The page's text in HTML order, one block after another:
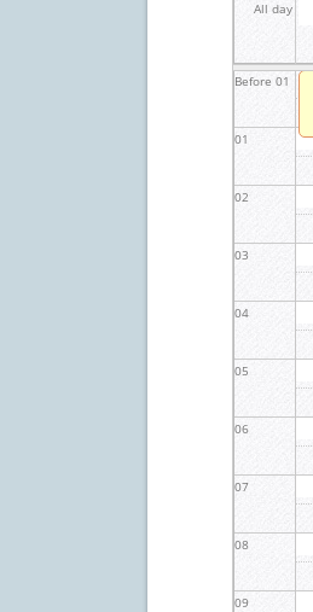
All day
Before 01
01
02
03
04
05
06
07
08
09